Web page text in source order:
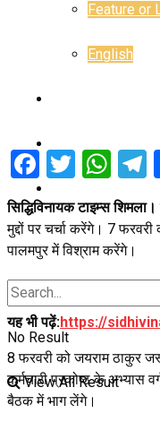
Feature or
English
No Result
View All Result
Facebook
सिद्धिविनायक टाइम्स शिमला।
मुद्दों पर चर्चा करेंगे। 7
पालमपुर में विश्राम करेंगे।
यह भी पढ़ें:https://
8 फरवरी को जयराम ठाकुर
कर्मचारी प्रकोष्ठ के अभ्यास
बैठक में भाग लेंगे।